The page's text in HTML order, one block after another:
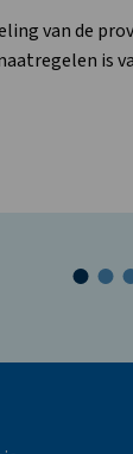
van de
is